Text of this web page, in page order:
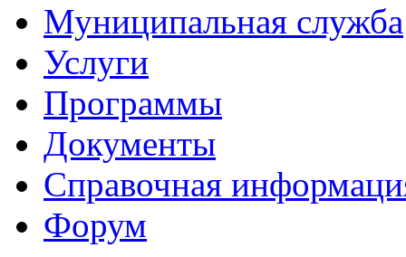
Муниципальная служба
Услуги
Программы
Документы
Справочная
Форум